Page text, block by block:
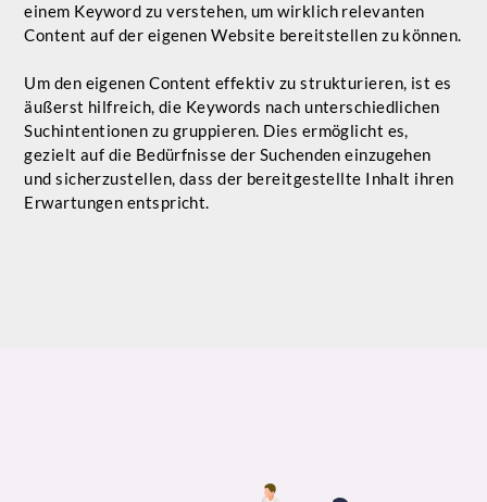
einem Keyword zu verstehen, um wirklich relevanten
Content auf der eigenen Website bereitstellen zu können.
Um den eigenen Content effektiv zu strukturieren, ist es
äußerst hilfreich, die Keywords nach unterschiedlichen
Suchintentionen zu gruppieren. Dies ermöglicht es,
gezielt auf die Bedürfnisse der Suchenden einzugehen
und sicherzustellen, dass der bereitgestellte Inhalt ihren
Erwartungen entspricht.